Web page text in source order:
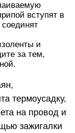
вступят в
и
за тем,
термоусадку,
на провод и
зажигалки